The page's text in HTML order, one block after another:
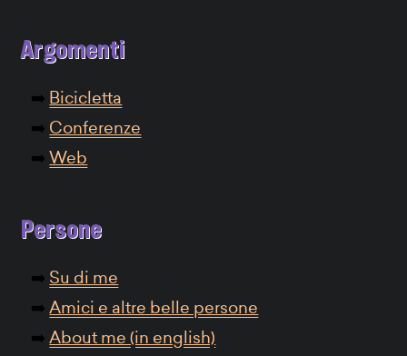
Argomenti
Bicicletta
Conferenze
Web
Persone
Su di me
Amici e altre belle persone
About me (in english)